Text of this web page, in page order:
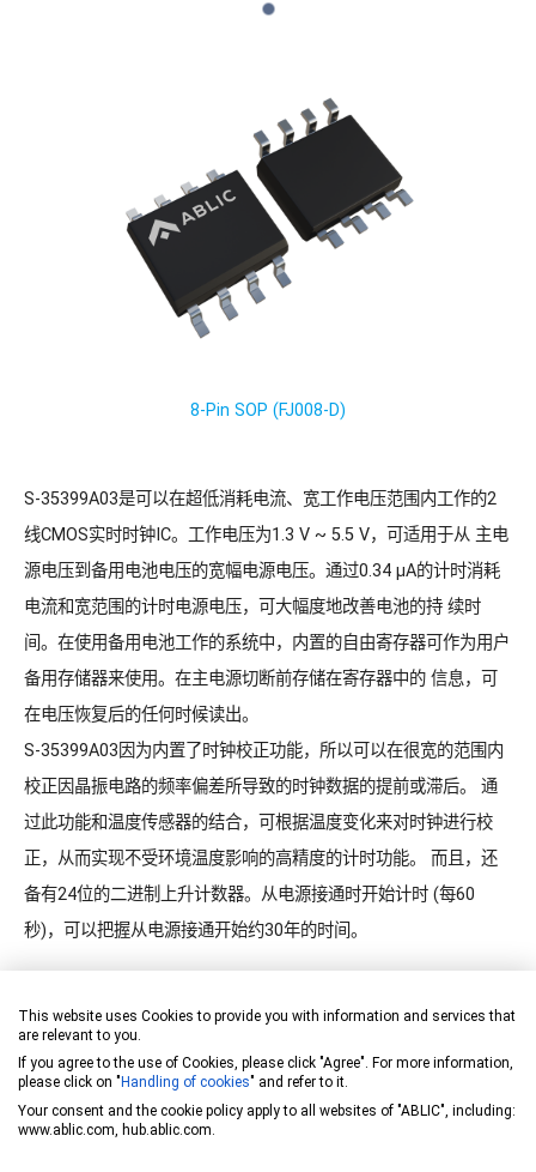
8-Pin SOP (FJ008-D)
S-35399A03是可以在超低消耗电流、宽工作电压范围内工作的2
线CMOS实时时钟IC。工作电压为1.3 V ~ 5.5 V，可适用于从 主电
源电压到备用电池电压的宽幅电源电压。通过0.34 μA的计时消耗
电流和宽范围的计时电源电压，可大幅度地改善电池的持 续时
间。在使用备用电池工作的系统中，内置的自由寄存器可作为用户
备用存储器来使用。在主电源切断前存储在寄存器中的 信息，可
在电压恢复后的任何时候读出。
S-35399A03因为内置了时钟校正功能，所以可以在很宽的范围内
校正因晶振电路的频率偏差所导致的时钟数据的提前或滞后。 通
过此功能和温度传感器的结合，可根据温度变化来对时钟进行校
正，从而实现不受环境温度影响的高精度的计时功能。 而且，还
备有24位的二进制上升计数器。从电源接通时开始计时 (每60
秒)，可以把握从电源接通开始约30年的时间。
低消耗电流
0.34 μA (典型值) (VDD
This website uses Cookies to provide you with information and services that
are relevant to you.
If you agree to the use of Cookies, please click "Agree". For more information,
please click on "Handling of cookies" and refer to it.
Your consent and the cookie policy apply to all websites of "ABLIC", including:
www.ablic.com, hub.ablic.com.